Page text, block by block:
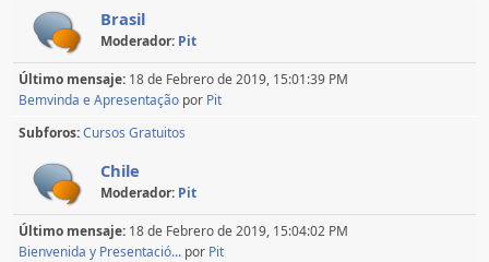
Brasil
Moderador: Pit
Último mensaje: 18 de Febrero de 2019, 15:01:39 PM
Bemvinda e Apresentação por Pit
Subforos Cursos Gratuitos
Chile
Moderador: Pit
Último mensaje: 18 de Febrero de 2019, 15:04:02 PM
Bienvenida y Presentació... por Pit